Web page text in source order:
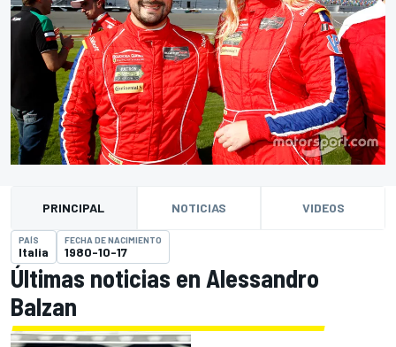
PRINCIPAL NOTICIAS VIDEOS
PAÍS
Italia
FECHA DE NACIMIENTO
1980-10-17
Últimas noticias en Alessandro
Balzan